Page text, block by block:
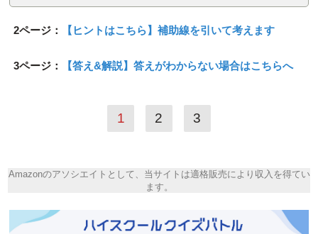
2ページ： 【ヒントはこちら】補助線を引いて考えます
3ページ： 【答え&解説】答えがわからない場合はこちらへ
1 2 3
Amazonのアソシエイトとして、当サイトは適格販売により収入を得てい
ます。